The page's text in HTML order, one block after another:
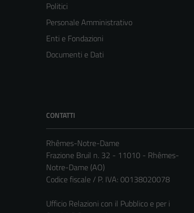
Politici
Personale Amministrativo
Enti e Fondazioni
Documenti e Dati
CONTATTI
Rhêmes-Notre-Dame
Frazione Bruil n. 32 - 11010 - Rhêmes-
Notre-Dame (AO)
Codice fiscale / P. IVA: 00138020078
Ufficio Relazioni con il Pubblico e per i